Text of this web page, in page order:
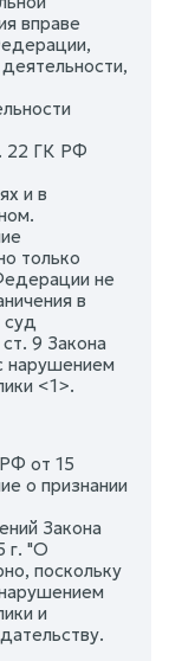
вправе
22 ГК РФ
и в
только
не
в
суд
9 Закона
нарушением
<1>.
от 15
о признании
Закона
г. "О
поскольку
и